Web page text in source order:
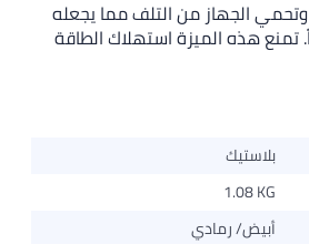
الجهاز من التلف مما يجعله
تمنع هذه الميزة استهلاك الطاقة
بلاستيك
1.08 KG
أبيض/ رمادي